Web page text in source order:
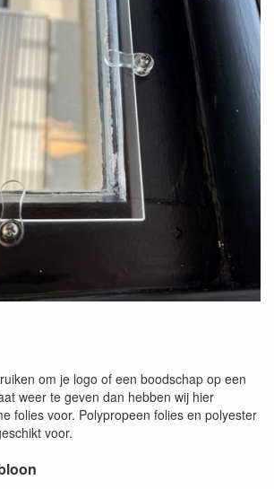
om je logo of een boodschap op een
weer te geven dan hebben wij hier
folies voor. Polypropeen folies en polyester
voor.